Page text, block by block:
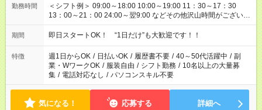
勤務時間
＜シフト例＞ 09:00～18:00 10:00～19:00 11：30～17：30
13：00～21：00 24:00～翌9:00 などその他沢山時間がございま
す！
期間 即日スタートOK！ “1日だけ”も大歓迎です！！
特徴 週1日からOK / 日払いOK / 履歴書不要 / 40～50代活躍中 / 副
業・WワークOK / 服装自由 / シフト勤務 / 10名以上の大量募
集 / 電話対応なし / パソコンスキル不要
気になる！ 応募する 詳細へ